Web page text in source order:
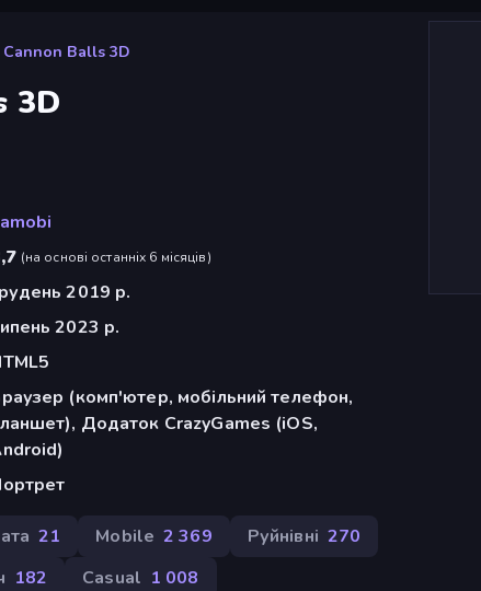
Cannon Balls 3D
3D
(на основі останніх 6 місяців)
2019 р.
2023 р.
(комп'ютер, мобільний телефон,
Додаток CrazyGames (iOS,
21 Mobile 2 369 Руйнівні 270
182 Casual 1 008